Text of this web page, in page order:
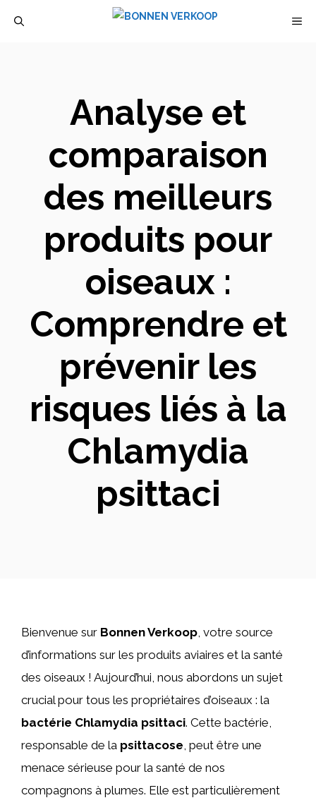
Analyse et
comparaison
des meilleurs
produits pour
oiseaux :
Comprendre et
prévenir les
risques liés à la
Chlamydia
psittaci
Bienvenue sur Bonnen Verkoop, votre source
d’informations sur les produits aviaires et la santé
des oiseaux ! Aujourd’hui, nous abordons un sujet
crucial pour tous les propriétaires d’oiseaux : la
bactérie Chlamydia psittaci. Cette bactérie,
responsable de la psittacose, peut être une
menace sérieuse pour la santé de nos
compagnons à plumes. Elle est particulièrement